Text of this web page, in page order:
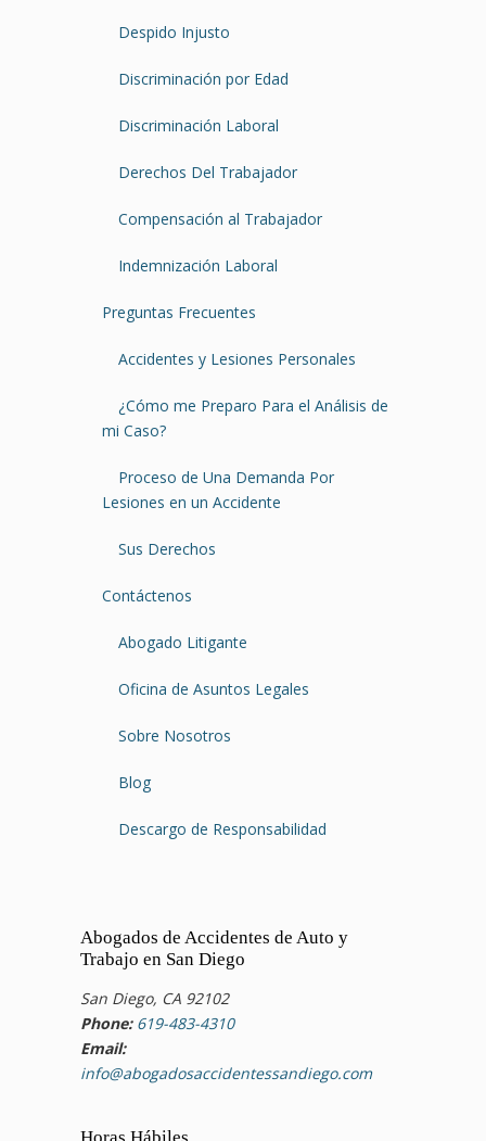
Despido Injusto
Discriminación por Edad
Discriminación Laboral
Derechos Del Trabajador
Compensación al Trabajador
Indemnización Laboral
Preguntas Frecuentes
Accidentes y Lesiones Personales
¿Cómo me Preparo Para el Análisis de
mi Caso?
Proceso de Una Demanda Por
Lesiones en un Accidente
Sus Derechos
Contáctenos
Abogado Litigante
Oficina de Asuntos Legales
Sobre Nosotros
Blog
Descargo de Responsabilidad
Abogados de Accidentes de Auto y
Trabajo en San Diego
San Diego, CA 92102
Phone: 619-483-4310
Email:
info@abogadosaccidentessandiego.com